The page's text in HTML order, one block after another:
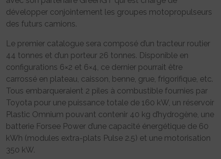
développer conjointement les groupes motopropulseurs
des futurs camions.
Le premier catalogue sera composé d’un tracteur routier
44 tonnes et d’un porteur 26 tonnes. Disponible en
configurations 6×2 et 6×4, ce dernier pourrait être
carrossé en plateau, caisson, benne, grue, frigorifique, etc.
Tous embarqueraient 2 piles à combustible fournies par
Toyota pour une puissance totale de 160 kW, un réservoir
Plastic Omnium pouvant contenir 40 kg d’hydrogène, une
batterie Forsee Power d’une capacité énergétique de 60
kWh (modules extra-plats Pulse 2.5) et une motorisation
350 kW.